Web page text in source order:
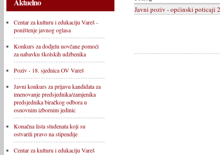
Centar za kulturu i edukaciju Vareš -
poništenje javnog oglasa
Konkurs za dodjelu novčane pomoći
za nabavku školskih udžbenika
Poziv - 18. sjednica OV Vareš
Javni konkurs za prijavu kandidata za
imenovanje predsjednika/zamjenika
predsjednika biračkog odbora u
osnovnim izbornim jedinic
Konačna lista studenata koji su
ostvarili pravo na stipendije
Centar za kulturu i edukaciju Vareš
Javni poziv - općinski poticaji